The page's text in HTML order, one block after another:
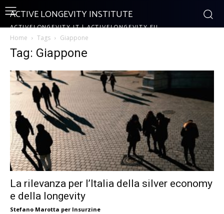
ACTIVE LONGEVITY INSTITUTE
ACTIVELONGEVITY.IT | ACTIVELONGEVITY.EU
Home Tags Giappone
Tag: Giappone
La rilevanza per l’Italia della silver economy
e della longevity
Stefano Marotta per Insurzine